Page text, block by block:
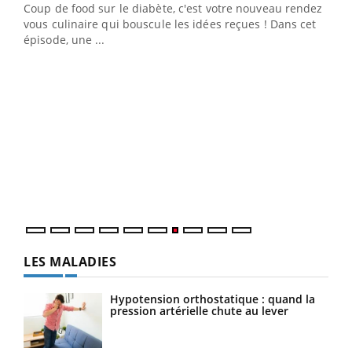
Coup de food sur le diabète, c'est votre nouveau rendez-
vous culinaire qui bouscule les idées reçues ! Dans cet
épisode, une ...
LES MALADIES
Hypotension orthostatique : quand la
pression artérielle chute au lever